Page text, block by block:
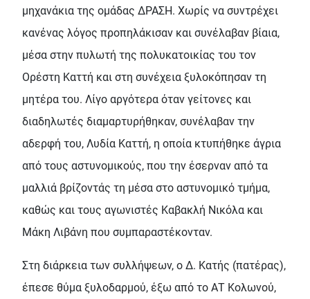
µηχανάκια της οµάδας ∆ΡΑΣΗ. Χωρίς να συντρέχει
κανένας λόγος προπηλάκισαν και συνέλαβαν βίαια,
µέσα στην πυλωτή της πολυκατοικίας του τον
Ορέστη Καττή και στη συνέχεια ξυλοκόπησαν τη
µητέρα του. Λίγο αργότερα όταν γείτονες και
διαδηλωτές διαµαρτυρήθηκαν, συνέλαβαν την
αδερφή του, Λυδία Καττή, η οποία κτυπήθηκε άγρια
από τους αστυνοµικούς, που την έσερναν από τα
µαλλιά βρίζοντάς τη µέσα στο αστυνοµικό τµήµα,
καθώς και τους αγωνιστές Καβακλή Νικόλα και
Μάκη Λιβάνη που συµπαραστέκονταν.
Στη διάρκεια των συλλήψεων, ο ∆. Κατής (πατέρας),
έπεσε θύµα ξυλοδαρµού, έξω από το ΑΤ Κολωνού,